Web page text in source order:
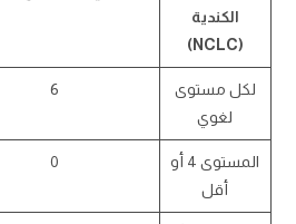
الكندية
(NCLC)
لكل مستوى
لغوي
6
المستوى 4 أو
أقل
0